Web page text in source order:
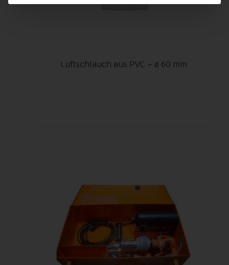
Luftschlauch aus PVC – ø 60 mm